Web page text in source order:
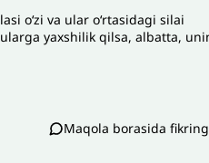
o‘zi va ular o‘rtasidagi silai
yaxshilik qilsa, albatta,
Maqola borasida